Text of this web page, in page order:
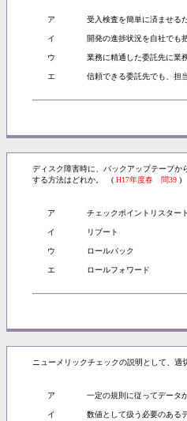
ア 受入検査を簡単に済ませる
イ 開発の進捗状況を自社でも
ウ 業務に精通した委託先に業
エ 信頼できる委託先でも、担
ディスク障害時に、バックアップテープか
する方法はどれか。 ( H17年度春 問39 )
ア チェックポイントリスタート
イ リブート
ウ ロールバック
エ ロールフォワード
ニューメリックチェックの説明として、
ア 一定の規則に従ってデータ
イ 数値として扱う必要のある